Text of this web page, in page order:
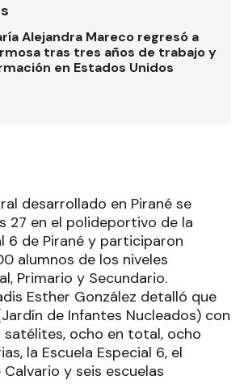
Alejandra Mareco regresó a
tras tres años de trabajo y
en Estados Unidos
desarrollado en Pirané se
27 en el polideportivo de la
6 de Pirané y participaron
alumnos de los niveles
Primario y Secundario.
Esther González detalló que
de Infantes Nucleados) con
ocho en total, ocho
la Escuela Especial 6, el
y seis escuelas